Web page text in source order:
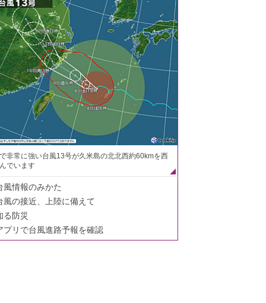
非常に強い台風13号が久米島の北北西約60kmを西
でいます
風情報のみかた
風の接近、上陸に備えて
る防災
プリで台風進路予報を確認